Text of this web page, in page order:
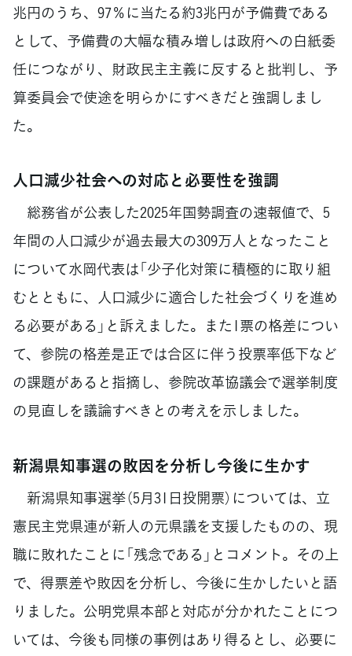
兆円のうち、97％に当たる約3兆円が予備費である
として、予備費の大幅な積み増しは政府への白紙委
任につながり、財政民主主義に反すると批判し、予
算委員会で使途を明らかにすべきだと強調しまし
た。
人口減少社会への対応と必要性を強調
総務省が公表した2025年国勢調査の速報値で、5
年間の人口減少が過去最大の309万人となったこと
について水岡代表は「少子化対策に積極的に取り組
むとともに、人口減少に適合した社会づくりを進め
る必要がある」と訴えました。また1票の格差につい
て、参院の格差是正では合区に伴う投票率低下など
の課題があると指摘し、参院改革協議会で選挙制度
の見直しを議論すべきとの考えを示しました。
新潟県知事選の敗因を分析し今後に生かす
新潟県知事選挙（5月31日投開票）については、立
憲民主党県連が新人の元県議を支援したものの、現
職に敗れたことに「残念である」とコメント。その上
で、得票差や敗因を分析し、今後に生かしたいと語
りました。公明党県本部と対応が分かれたことにつ
いては、今後も同様の事例はあり得るとし、必要に